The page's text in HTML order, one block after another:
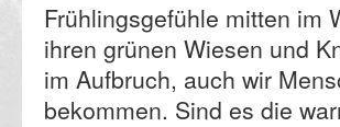
Frühlingsgefühle mitten
ihren grünen Wiesen und
im Aufbruch, auch wir
bekommen. Sind es die